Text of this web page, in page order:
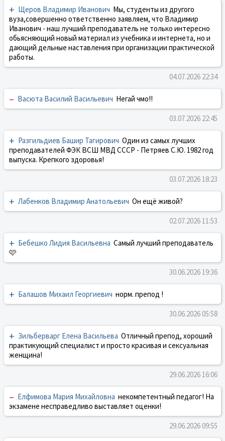
+ Щеров Владимир Иванович Мы, студенты из другого
вуза,совершенно ответственно заявляем, что Владимир
Иванович - наш лучший преподаватель не только интересно
обьясняющий новый материал из учебника и интернета, но и
дающий дельные наставления при организации практической
работы.
04.07.2026 22:34
– Васюта Василий Васильевич Негай чмо!!
03.07.2026 22:45
+ Разгильдиев Башир Тагирович Один из самых лучших
преподавателей ФЭК ВСШ МВД СССР - Петряев С.Ю. 1982 год
выпуска. Крепкого здоровья!
03.07.2026 18:23
+ Лабенков Владимир Анатольевич Он ещё живой?
02.07.2026 11:53
+ Бебешко Лидия Васильевна Самый лучший преподаватель
🩷
30.06.2026 19:36
+ Балашов Михаил Георгиевич норм. препод !
30.06.2026 05:58
+ Зильберварг Елена Васильева Отличный препод, хороший
практикующий специалист и просто красивая и сексуальная
женщина!
29.06.2026 16:06
– Елфимова Мария Михайловна некомпетентный педагог! На
экзамене несправедливо выставляет оценки!
29.06.2026 09:55